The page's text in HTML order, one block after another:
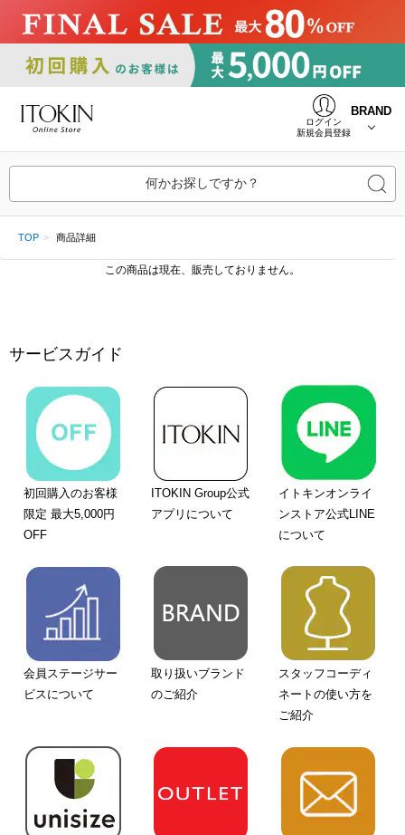
ログイン
新規会員登録
BRAND
何かお探しですか？
TOP 商品詳細
この商品は現在、販売しておりません。
サービスガイド
初回購入のお客様
限定 最大5,000円
OFF
ITOKIN Group公式
アプリについて
イトキンオンライ
ンストア公式LINE
について
会員ステージサー
ビスについて
取り扱いブランド
のご紹介
スタッフコーディ
ネートの使い方を
ご紹介